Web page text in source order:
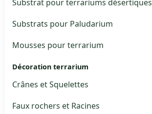
Substrat pour terrariums désertiques
Substrats pour Paludarium
Mousses pour terrarium
Décoration terrarium
Crânes et Squelettes
Faux rochers et Racines